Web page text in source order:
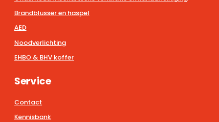
Brandblusser en haspel
AED
Noodverlichting
EHBO & BHV koffer
Service
Contact
Kennisbank